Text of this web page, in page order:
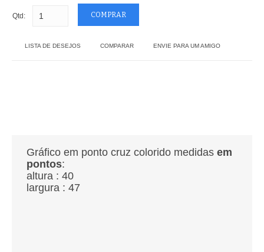
Qtd:
LISTA DE DESEJOS COMPARAR ENVIE PARA UM AMIGO
Gráfico em ponto cruz colorido medidas em
pontos:
altura : 40
largura : 47